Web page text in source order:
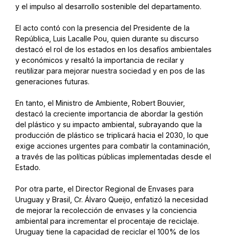
y el impulso al desarrollo sostenible del departamento.
El acto contó con la presencia del Presidente de la
República, Luis Lacalle Pou, quien durante su discurso
destacó el rol de los estados en los desafíos ambientales
y económicos y resaltó la importancia de recilar y
reutilizar para mejorar nuestra sociedad y en pos de las
generaciones futuras.
En tanto, el Ministro de Ambiente, Robert Bouvier,
destacó la creciente importancia de abordar la gestión
del plástico y su impacto ambiental, subrayando que la
producción de plástico se triplicará hacia el 2030, lo que
exige acciones urgentes para combatir la contaminación,
a través de las políticas públicas implementadas desde el
Estado.
Por otra parte, el Director Regional de Envases para
Uruguay y Brasil, Cr. Álvaro Queijo, enfatizó la necesidad
de mejorar la recolección de envases y la conciencia
ambiental para incrementar el procentaje de reciclaje.
Uruguay tiene la capacidad de reciclar el 100% de los